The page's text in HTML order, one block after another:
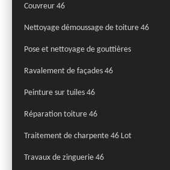
Couvreur 46
Nettoyage démoussage de toiture 46
Pose et nettoyage de gouttières
Ravalement de façades 46
Peinture sur tuiles 46
Réparation toiture 46
Traitement de charpente 46 Lot
Travaux de zinguerie 46